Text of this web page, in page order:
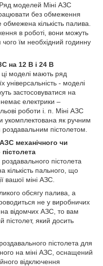
моделей Міні АЗС
без обмеження
кількість палива.
в роботі, вони можуть
їм необхідний годинну
на 12 В і 24 В
моделі мають ряд
універсальність - моделі
застосовуватися на
електрики –
роботи і. п. Міні АЗС
укомплектована як ручним
пістолетом.
механічного чи
пістолета
кількість пального, що
вашої міні АЗС.
обсягу палива, а
не у виробничих
відомчих АЗС, то вам
пістолет, який досить
пістолета для
на міні АЗС, оснащений
відключення